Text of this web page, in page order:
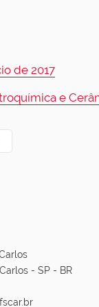
de 2017
e
- SP - BR